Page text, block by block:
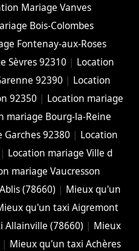
Mariage Vanves
Bois-Colombes
Fontenay-aux-Roses
Sèvres 92310 | Location
92390 | Location
92350 | Location mariage
mariage Bourg-la-Reine
92380 | Location
| Location mariage Ville d
mariage Vaucresson
(78660) | Mieux qu'un
qu'un taxi Aigremont
Allainville (78660) | Mieux
| Mieux qu'un taxi Achères